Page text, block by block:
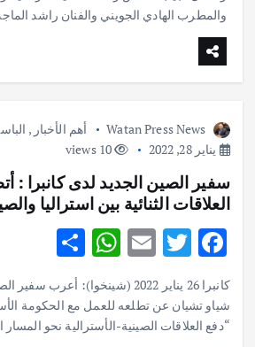
b
o
te
l
s
p
e
والمطرب الهادي الجويني والفنان راشد
Watan Press News أهم الأخبار ,
يناير 28, 2022
10 views
سفير الصين الجديد لدى كانبرا :
العلاقات الثنائية بين استراليا
F
ac
e
b
T
w
it
te
E
m
ai
l
W
h
at
s
ar
e
كانبرا 26 يناير 2022 (شينخوا):
شياو تشيان عن تطلعه للعمل مع الحكومة
“دفع العلاقات الصينية-الأسترالية نحو